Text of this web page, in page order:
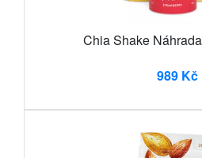
Chia Shake
989 Kč